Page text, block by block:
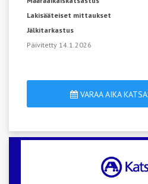
Lakisääteiset mittaukset
Jälkitarkastus
Päivitetty 14.1.2026
VARAA AIKA